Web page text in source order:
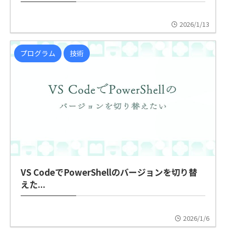
2026/1/13
プログラム 技術
VS CodeでPowerShellのバージョンを切り替
えた...
2026/1/6